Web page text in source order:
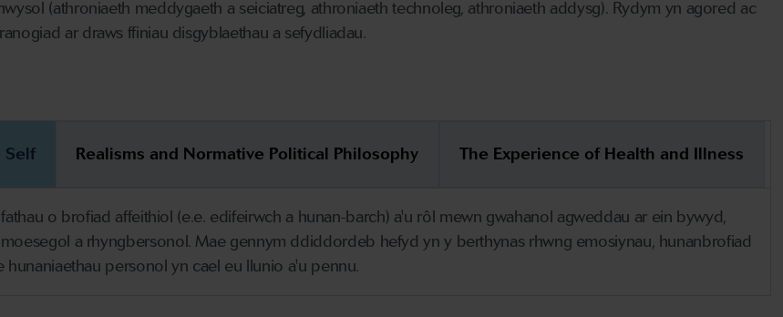
(athroniaeth meddygaeth a seiciatreg, athroniaeth technoleg, athroniaeth addysg). Rydym yn agored ac
ar draws ffiniau disgyblaethau a sefydliadau.
Self Realisms and Normative Political Philosophy The Experience of Health and Illness
o brofiad affeithiol (e.e. edifeirwch a hunan-barch) a'u rôl mewn gwahanol agweddau ar ein bywyd,
a rhyngbersonol. Mae gennym ddiddordeb hefyd yn y berthynas rhwng emosiynau, hunanbrofiad
hunaniaethau personol yn cael eu llunio a'u pennu.